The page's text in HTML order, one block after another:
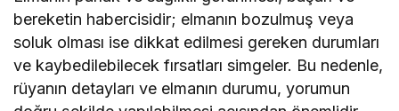
bereketin habercisidir; elmanın bozulmuş veya
soluk olması ise dikkat edilmesi gereken durumları
ve kaybedilebilecek fırsatları simgeler. Bu nedenle,
rüyanın detayları ve elmanın durumu, yorumun